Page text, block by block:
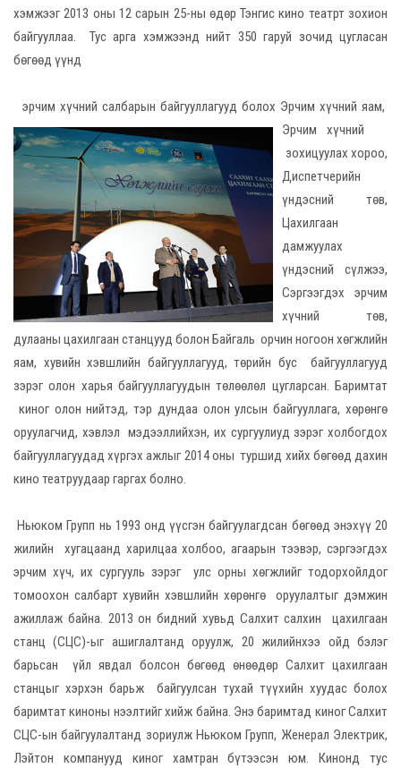
хэмжээг 2013 оны 12 сарын 25-ны өдөр Тэнгис кино театрт зохион
байгууллаа. Тус арга хэмжээнд нийт 350 гаруй зочид цугласан
бөгөөд үүнд
эрчим хүчний салбарын байгууллагууд болох Эрчим хүчний яам,
Эрчим хүчний
зохицуулах хороо,
Диспетчерийн
үндэсний төв,
Цахилгаан
дамжуулах
үндэсний сүлжээ,
Сэргээгдэх эрчим
хүчний төв,
дулааны цахилгаан станцууд болон Байгаль орчин ногоон хөгжлийн
яам, хувийн хэвшлийн байгууллагууд, төрийн бус байгууллагууд
зэрэг олон харья байгууллагуудын төлөөлөл цугларсан. Баримтат
киног олон нийтэд, тэр дундаа олон улсын байгууллага, хөрөнгө
оруулагчид, хэвлэл мэдээллийхэн, их сургуулиуд зэрэг холбогдох
байгууллагуудад хүргэх ажлыг 2014 оны туршид хийх бөгөөд дахин
кино театруудаар гаргах болно.
Ньюком Групп нь 1993 онд үүсгэн байгуулагдсан бөгөөд энэхүү 20
жилийн хугацаанд харилцаа холбоо, агаарын тээвэр, сэргээгдэх
эрчим хүч, их сургууль зэрэг улс орны хөгжлийг тодорхойлдог
томоохон салбарт хувийн хэвшлийн хөрөнгө оруулалтыг дэмжин
ажиллаж байна. 2013 он бидний хувьд Салхит салхин цахилгаан
станц (СЦС)-ыг ашиглалтанд оруулж, 20 жилийнхээ ойд бэлэг
барьсан үйл явдал болсон бөгөөд өнөөдөр Салхит цахилгаан
станцыг хэрхэн барьж байгуулсан тухай түүхийн хуудас болох
баримтат киноны нээлтийг хийж байна. Энэ баримтад киног Салхит
СЦС-ын байгуулалтанд зориулж Ньюком Групп, Женерал Электрик,
Лэйтон компанууд киног хамтран бүтээсэн юм. Кинонд тус